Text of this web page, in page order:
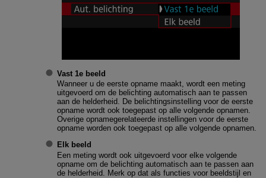
Vast 1e beeld
Wanneer u de eerste opname maakt, wordt een meting
uitgevoerd om de belichting automatisch aan te passen
aan de helderheid. De belichtingsinstelling voor de eerste
opname wordt ook toegepast op alle volgende opnamen.
Overige opnamegerelateerde instellingen voor de eerste
opname worden ook toegepast op alle volgende opnamen.
Elk beeld
Een meting wordt ook uitgevoerd voor elke volgende
opname om de belichting automatisch aan te passen aan
de helderheid. Merk op dat als functies voor beeldstijl en